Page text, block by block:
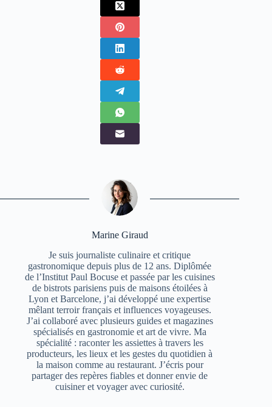
Marine Giraud
Je suis journaliste culinaire et critique
gastronomique depuis plus de 12 ans. Diplômée
de l’Institut Paul Bocuse et passée par les cuisines
de bistrots parisiens puis de maisons étoilées à
Lyon et Barcelone, j’ai développé une expertise
mêlant terroir français et influences voyageuses.
J’ai collaboré avec plusieurs guides et magazines
spécialisés en gastronomie et art de vivre. Ma
spécialité : raconter les assiettes à travers les
producteurs, les lieux et les gestes du quotidien à
la maison comme au restaurant. J’écris pour
partager des repères fiables et donner envie de
cuisiner et voyager avec curiosité.